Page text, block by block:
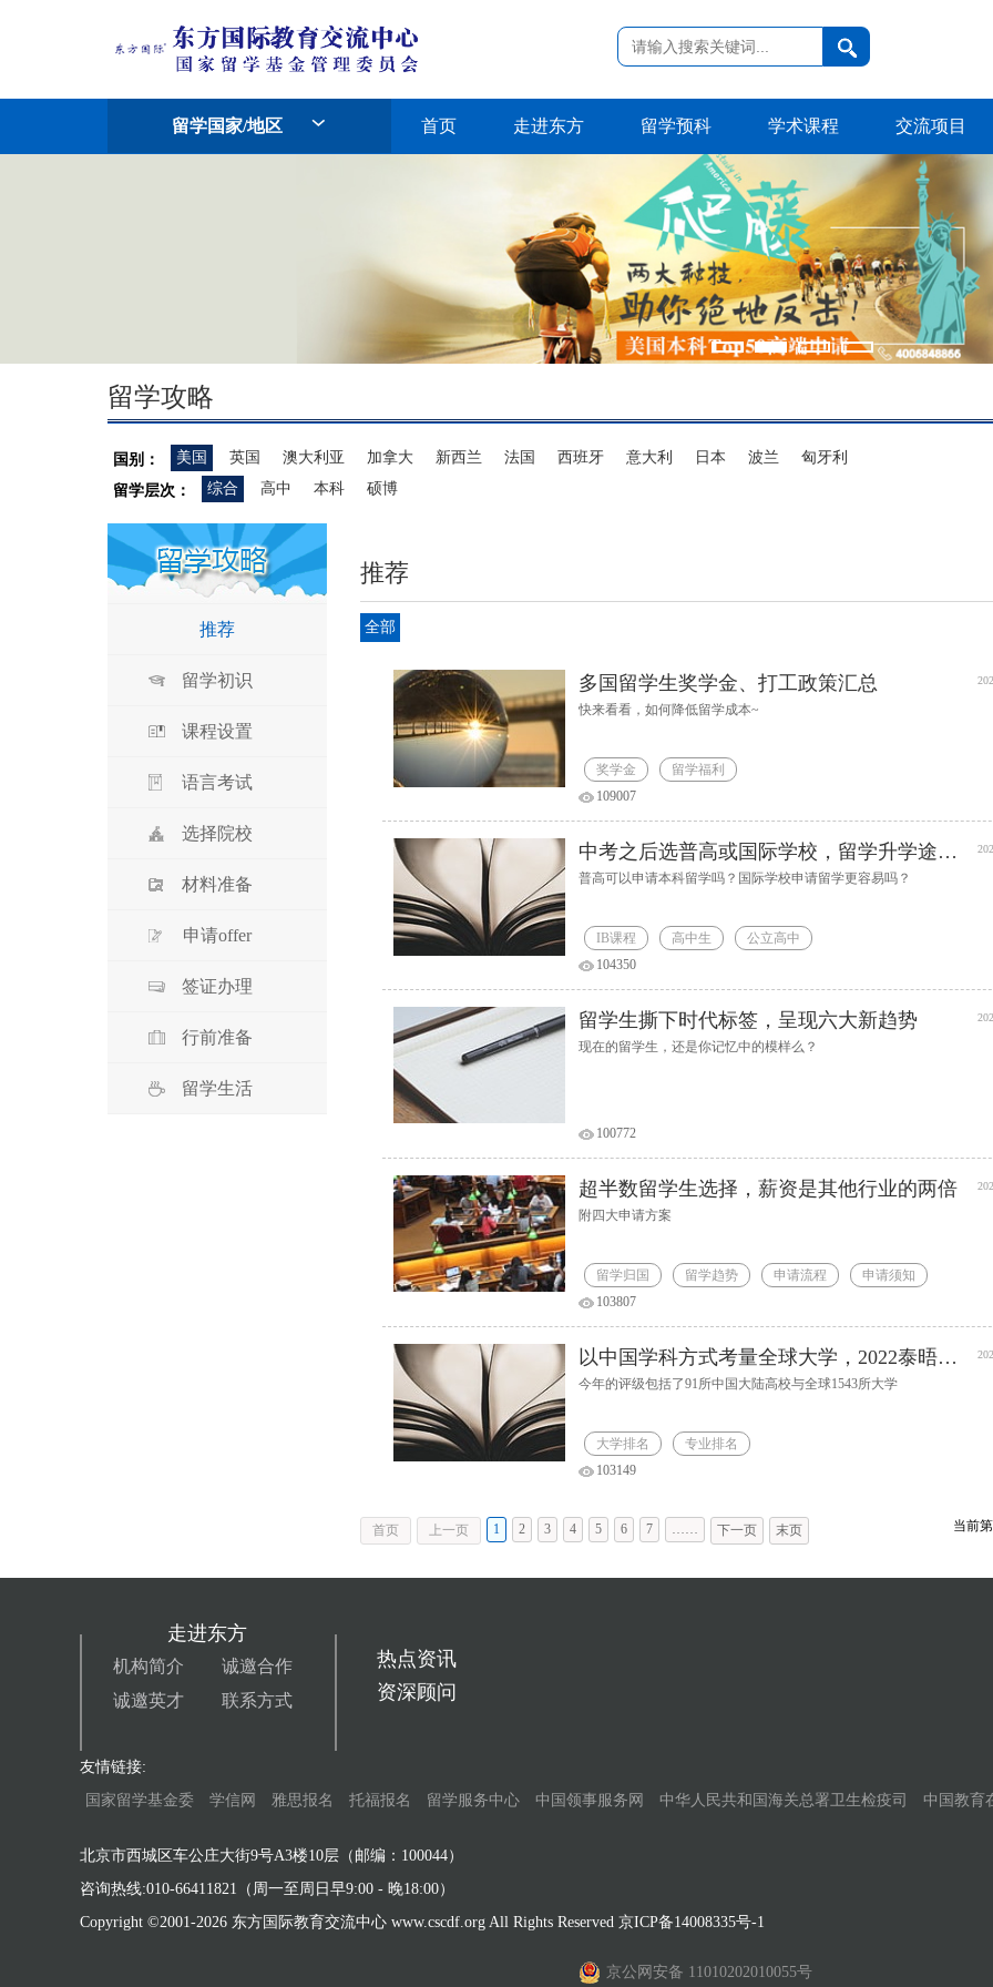
留学国家/地区 首页 走进东方 留学预科 学术课程 交流项目
留学攻略
国别： 美国 英国 澳大利亚 加拿大 新西兰 法国 西班牙 意大利 日本 波兰
匈牙利
留学层次：
综合 高中 本科 硕博
推荐
留学初识
课程设置
语言考试
选择院校
材料准备
申请offer
签证办理
行前准备
留学生活
推荐
全部
多国留学生奖学金、打工政策汇总
快来看看，如何降低留学成本~
奖学金
留学福利
109007
中考之后选普高或国际学校，留学升学途径解析
普高可以申请本科留学吗？国际学校申请留学更容易吗？
IB课程 高中生
公立高中
104350
留学生撕下时代标签，呈现六大新趋势
现在的留学生，还是你记忆中的模样么？
100772
超半数留学生选择，薪资是其他行业的两倍
附四大申请方案
留学归国 留学趋势 申请流程
申请须知
103807
以中国学科方式考量全球大学，2022泰晤士高等教育中国学科评级发布
今年的评级包括了91所中国大陆高校与全球1543所大学
大学排名
专业排名
103149
末页
下一页
……
7
6
5
4
3
2
1
上一页
首页 当前第
走进东方
机构简介
诚邀合作
诚邀英才
联系方式
热点资讯
资深顾问
友情链接:
国家留学基金委
学信网 雅思报名 托福报名 留学服务中心 中国领事服务网 中华人民共和国海关总署卫生检疫司 中国教育
北京市西城区车公庄大街9号A3楼10层（邮编：100044）
咨询热线:010-66411821（周一至周日早9:00 - 晚18:00）
Copyright ©2001-2026 东方国际教育交流中心 www.cscdf.org All Rights Reserved 京ICP备14008335号-1
京公网安备 11010202010055号